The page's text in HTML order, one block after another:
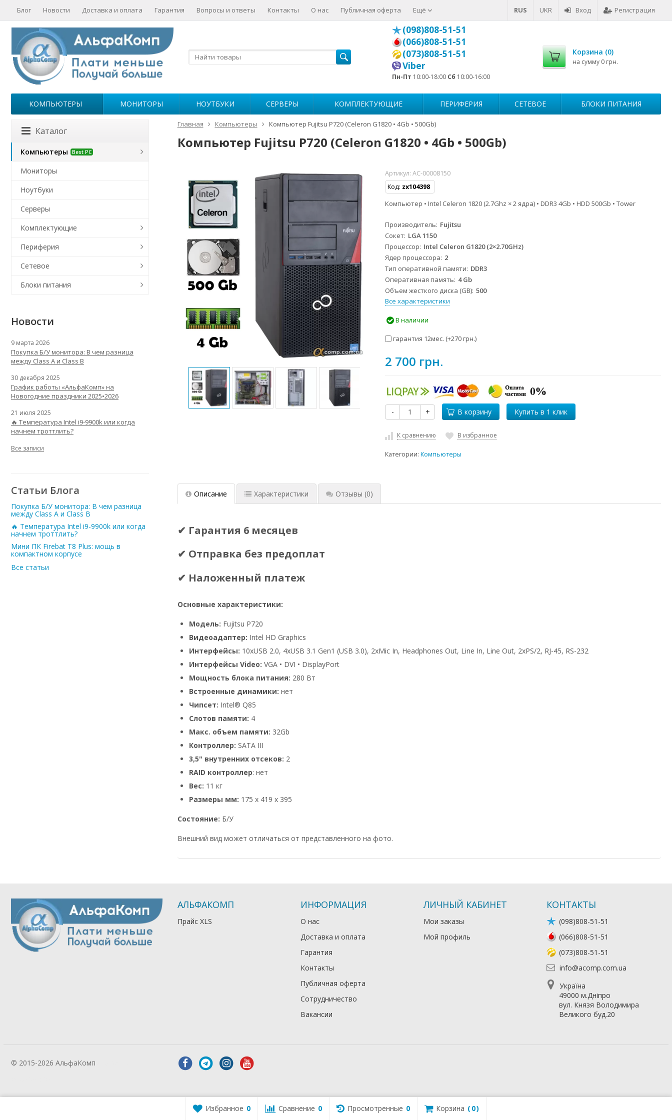
RUS UKR Вход Регистрация
Блог Новости Доставка и оплата Гарантия Вопросы и ответы Контакты О нас Публичная оферта Ещё
(098)808-51-51
(066)808-51-51
(073)808-51-51
Viber
Пн-Пт 10:00-18:00 Сб 10:00-16:00
Корзина (0)
на сумму 0 грн.
КОМПЬЮТЕРЫ МОНИТОРЫ НОУТБУКИ СЕРВЕРЫ КОМПЛЕКТУЮЩИЕ ПЕРИФЕРИЯ СЕТЕВОЕ БЛОКИ ПИТАНИЯ
Главная Компьютеры Компьютер Fujitsu P720 (Celeron G1820 • 4Gb • 500Gb)
Компьютер Fujitsu P720 (Celeron G1820 • 4Gb • 500Gb)
Артикул:AC-00008150
Код: zx104398
Компьютер • Intel Celeron 1820 (2.7Ghz × 2 ядра) • DDR3 4Gb • HDD 500Gb • Tower
Производитель Fujitsu
Сокет LGA 1150
Процессор Intel Celeron G1820 (2×2.70GHz)
Ядер процессора 2
Тип оперативной памяти DDR3
Оперативная память 4 Gb
Объем жесткого диска (GB) 500
Все характеристики
В наличии
гарантия 12мес. (+270 грн.)
2 700 грн.
- + В корзину
К сравнению В избранное
Категории:Компьютеры
Описание Характеристики Отзывы (0)
✔ Гарантия 6 месяцев
✔ Отправка без предоплат
✔ Наложенный платеж
Основные характеристики:
Модель: Fujitsu P720
Видеоадаптер: Intel HD Graphics
Интерфейсы: 10xUSB 2.0, 4xUSB 3.1 Gen1 (USB 3.0), 2xMic In, Headphones Out, Line In, Line Out, 2xPS/2, RJ-45, RS-232
Интерфейсы Video: VGA • DVI • DisplayPort
Мощность блока питания: 280 Вт
Встроенные динамики: нет
Чипсет: Intel® Q85
Слотов памяти: 4
Макс. объем памяти: 32Gb
Контроллер: SATA III
3,5" внутренних отсеков: 2
RAID контроллер: нет
Вес: 11 кг
Размеры мм: 175 x 419 x 395
Состояние: Б/У
Внешний вид может отличаться от представленного на фото.
Каталог
Компьютеры Best PC
Мониторы
Ноутбуки
Серверы
Комплектующие
Периферия
Сетевое
Блоки питания
Новости
9 марта 2026
Покупка Б/У монитора: В чем разница
между Class A и Class B
30 декабря 2025
График работы «АльфаКомп» на
Новогодние праздники 2025•2026
21 июля 2025
🔥 Температура Intel i9-9900k или когда
начнем троттлить?
Все записи
Статьи Блога
Покупка Б/У монитора: В чем разница
между Class A и Class B
🔥 Температура Intel i9-9900k или когда
начнем троттлить?
Мини ПК Firebat T8 Plus: мощь в
компактном корпусе
Все статьи
АЛЬФАКОМП
Прайс XLS
ИНФОРМАЦИЯ
О нас
Доставка и оплата
Гарантия
Контакты
Публичная оферта
Сотрудничество
Вакансии
ЛИЧНЫЙ КАБИНЕТ
Мои заказы
Мой профиль
КОНТАКТЫ
(098)808-51-51
(066)808-51-51
(073)808-51-51
info@acomp.com.ua
Україна
49000 м.Дніпро
вул. Князя Володимира
Великого буд.20
© 2015-2026 АльфаКомп
Избранное 0 Сравнение 0 Просмотренные 0 Корзина 0